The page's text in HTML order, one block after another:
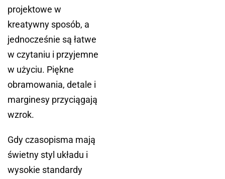
projektowe w
kreatywny sposób, a
jednocześnie są łatwe
w czytaniu i przyjemne
w użyciu. Piękne
obramowania, detale i
marginesy przyciągają
wzrok.
Gdy czasopisma mają
świetny styl układu i
wysokie standardy